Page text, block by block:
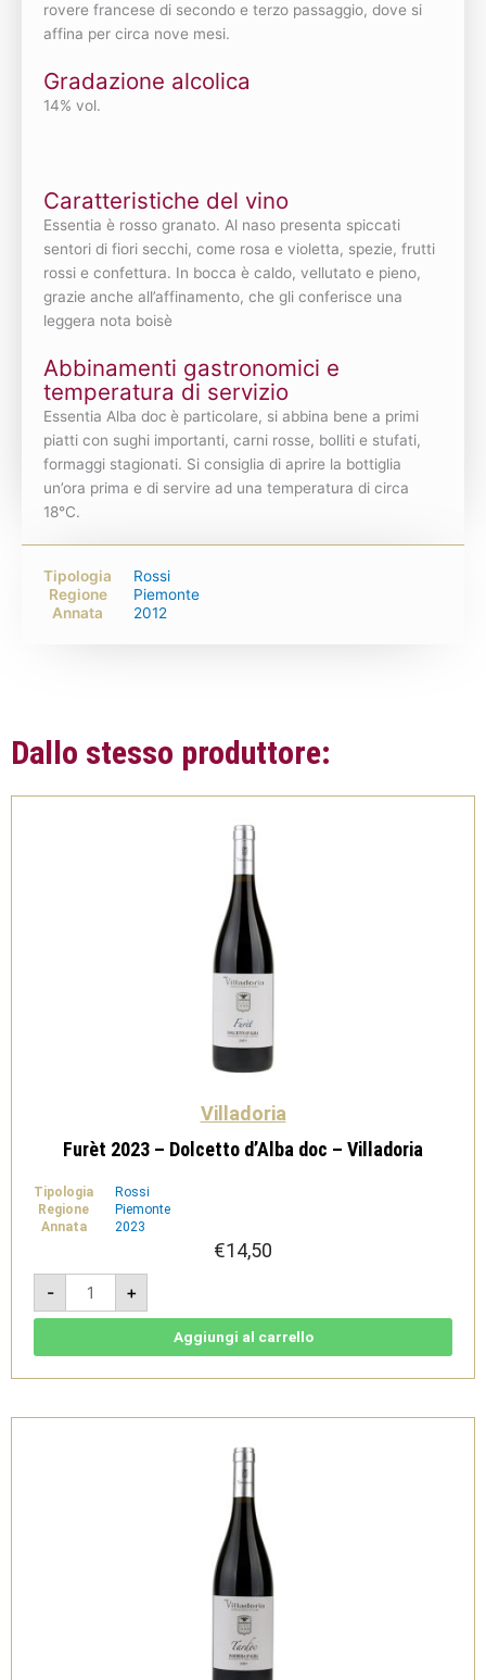
rovere francese di secondo e terzo passaggio, dove si
affina per circa nove mesi.
Gradazione alcolica
14% vol.
Caratteristiche del vino
Essentia è rosso granato. Al naso presenta spiccati
sentori di fiori secchi, come rosa e violetta, spezie, frutti
rossi e confettura. In bocca è caldo, vellutato e pieno,
grazie anche all’affinamento, che gli conferisce una
leggera nota boisè
Abbinamenti gastronomici e
temperatura di servizio
Essentia Alba doc è particolare, si abbina bene a primi
piatti con sughi importanti, carni rosse, bolliti e stufati,
formaggi stagionati. Si consiglia di aprire la bottiglia
un’ora prima e di servire ad una temperatura di circa
18°C.
Tipologia
Rossi
Regione
Piemonte
Annata
2012
Dallo stesso produttore:
Villadoria
Furèt 2023 – Dolcetto d’Alba doc – Villadoria
Tipologia
Rossi
Regione
Piemonte
Annata
2023
€14,50
-
Furèt
2023
-
Dolcetto
Villadoria
+
Aggiungi al carrello